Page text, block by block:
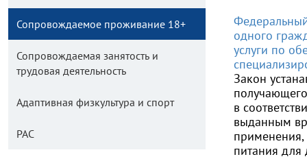
Сопровождаемое проживание 18+
Сопровождаемая занятость и
трудовая деятельность
Адаптивная физкультура и спорт
РАС
одного
услуги по
Закон
в
выданным
питания для